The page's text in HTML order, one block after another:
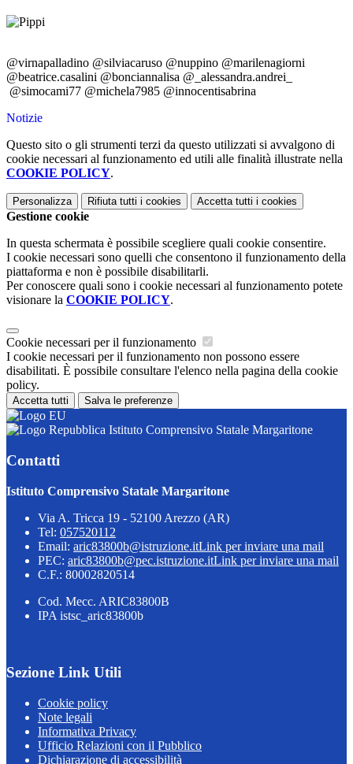
@virnapalladino @silviacaruso @nuppino @marilenagiorni
@beatrice.casalini @bonciannalisa @_alessandra.andrei_
@simocami77 @michela7985 @innocentisabrina
Notizie
Questo sito o gli strumenti terzi da questo utilizzati si avvalgono di
cookie necessari al funzionamento ed utili alle finalità illustrate nella
COOKIE POLICY.
Personalizza Rifiuta tutti i cookies Accetta tutti i cookies
Gestione cookie
In questa schermata è possibile scegliere quali cookie consentire.
I cookie necessari sono quelli che consentono il funzionamento della
piattaforma e non è possibile disabilitarli.
Per conoscere quali sono i cookie necessari al funzionamento potete
visionare la COOKIE POLICY.
Cookie necessari per il funzionamento
I cookie necessari per il funzionamento non possono essere
disabilitati. È possibile consultare l'elenco nella pagina della cookie
policy.
Accetta tutti Salva le preferenze
Istituto Comprensivo Statale Margaritone
Contatti
Istituto Comprensivo Statale Margaritone
Via A. Tricca 19 - 52100 Arezzo (AR)
Tel: 057520112
Email: aric83800b@istruzione.itLink per inviare una mail
PEC: aric83800b@pec.istruzione.itLink per inviare una mail
C.F.: 80002820514
Cod. Mecc. ARIC83800B
IPA istsc_aric83800b
Sezione Link Utili
Cookie policy
Note legali
Informativa Privacy
Ufficio Relazioni con il Pubblico
Dichiarazione di accessibilità